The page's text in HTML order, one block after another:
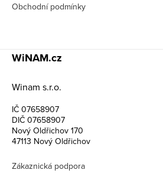
Obchodní podmínky
WiNAM.cz
Winam s.r.o.
IČ 07658907
DIČ 07658907
Nový Oldřichov 170
47113 Nový Oldřichov
Zákaznická podpora